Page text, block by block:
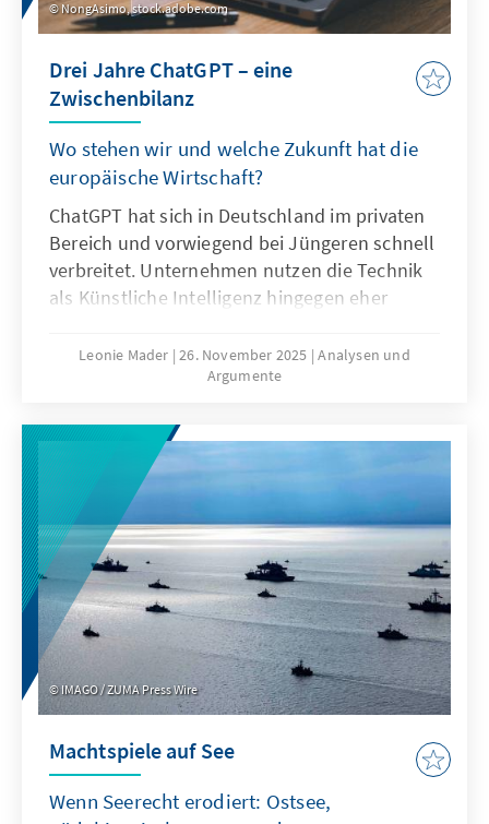
NongAsimo, stock.adobe.com
Drei Jahre ChatGPT – eine
Zwischenbilanz
Wo stehen wir und welche Zukunft hat die
europäische Wirtschaft?
ChatGPT hat sich in Deutschland im privaten
Bereich und vorwiegend bei Jüngeren schnell
verbreitet. Unternehmen nutzen die Technik
als Künstliche Intelligenz hingegen eher
hierfür sind nicht nur technische
Eigenschaften von ChatGPT, sondern auch
oder die Spezifikation. Für Europa geht es
deshalb nicht darum, ChatGPT mit
Verzögerung nachzubauen. Vielmehr gilt es
eigene Modelle zu entwickeln oder
außereuropäische so anzupassen, dass sie als
Produkte besser zu den institutionalisierten
Strukturen passen.
Leonie Mader 26. November 2025 Analysen und
Argumente
IMAGO / ZUMA Press Wire
Machtspiele auf See
Wenn Seerecht erodiert: Ostsee,